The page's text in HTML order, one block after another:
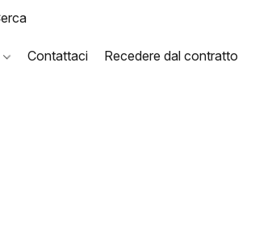
Contattaci Recedere dal contratto